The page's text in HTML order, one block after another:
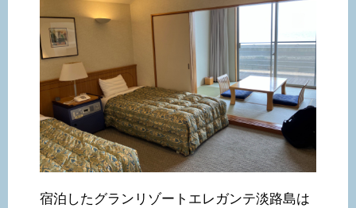
宿泊したグランリゾートエレガンテ淡路島は